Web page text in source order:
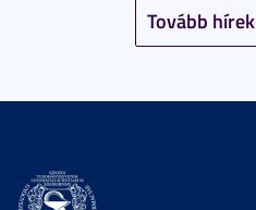
Tovább hírek